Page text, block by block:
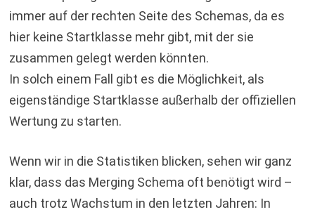
immer auf der rechten Seite des Schemas, da es
hier keine Startklasse mehr gibt, mit der sie
zusammen gelegt werden könnten.
In solch einem Fall gibt es die Möglichkeit, als
eigenständige Startklasse außerhalb der offiziellen
Wertung zu starten.
Wenn wir in die Statistiken blicken, sehen wir ganz
klar, dass das Merging Schema oft benötigt wird –
auch trotz Wachstum in den letzten Jahren: In